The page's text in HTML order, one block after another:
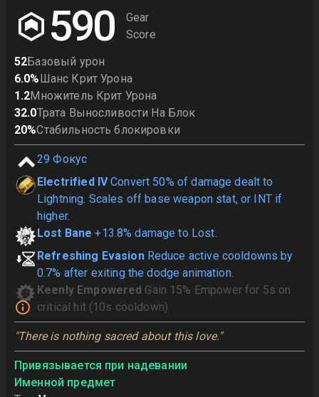
590
Gear
Score
52Базовый урон
6.0%Шанс Крит Урона
1.2Множитель Крит Урона
32.0Трата Выносливости На Блок
20%Стабильность блокировки
29 Фокус
Electrified IV Convert 50% of damage dealt to
Lightning. Scales off base weapon stat, or INT if
higher.
Lost Bane +13.8% damage to Lost.
Refreshing Evasion Reduce active cooldowns by
0.7% after exiting the dodge animation.
Keenly Empowered Gain 15% Empower for 5s on
critical hit (10s cooldown).
"There is nothing sacred about this love."
Привязывается при надевании
Именной предмет